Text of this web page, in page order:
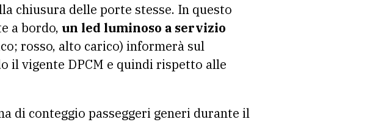
chiusura delle porte stesse. In questo
a bordo, un led luminoso a servizio
rosso, alto carico) informerà sul
il vigente DPCM e quindi rispetto alle
di conteggio passeggeri generi durante il